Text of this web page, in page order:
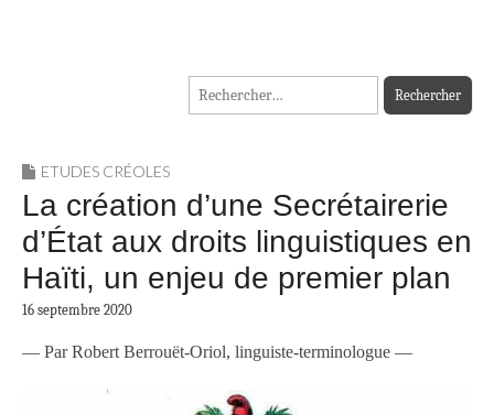
MADININ'ART
Rechercher :
ETUDES CRÉOLES
La création d’une Secrétairerie
d’État aux droits linguistiques en
Haïti, un enjeu de premier plan
16 septembre 2020
— Par Robert Berrouët-Oriol, linguiste-terminologue —